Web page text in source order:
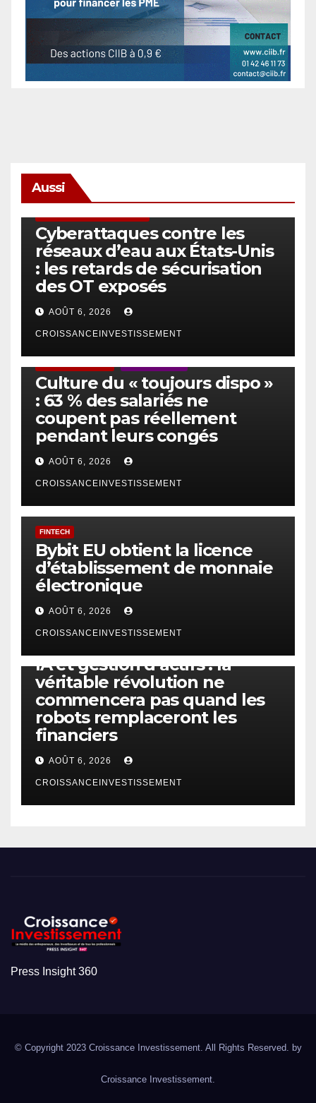
Aussi
Cyberattaques contre les
réseaux d’eau aux États-Unis
: les retards de sécurisation
des OT exposés
AOÛT 6, 2026
CROISSANCEINVESTISSEMENT
Culture du « toujours dispo »
: 63 % des salariés ne
coupent pas réellement
pendant leurs congés
AOÛT 6, 2026
CROISSANCEINVESTISSEMENT
FINTECH
Bybit EU obtient la licence
d’établissement de monnaie
électronique
AOÛT 6, 2026
CROISSANCEINVESTISSEMENT
IA et gestion d’actifs : la
véritable révolution ne
commencera pas quand les
robots remplaceront les
financiers
AOÛT 6, 2026
CROISSANCEINVESTISSEMENT
Press Insight 360
© Copyright 2023 Croissance Investissement. All Rights Reserved. by
Croissance Investissement.